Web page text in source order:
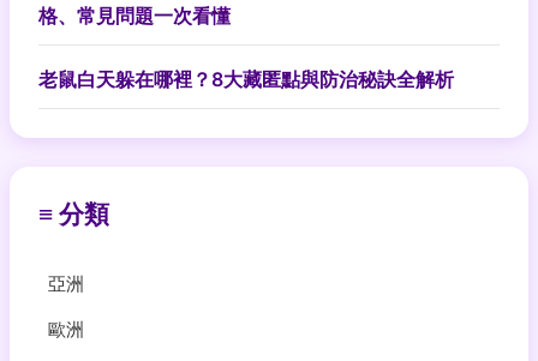
格、常見問題一次看懂
老鼠白天躲在哪裡？8大藏匿點與防治秘訣全解析
≡ 分類
亞洲
歐洲